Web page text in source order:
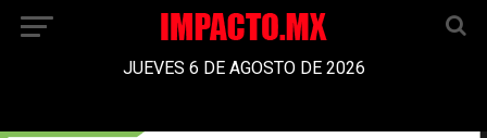
JUEVES 6 DE AGOSTO DE 2026